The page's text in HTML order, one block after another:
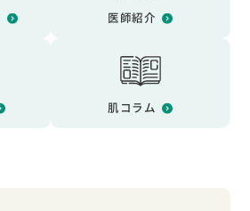
医師紹介
肌コラム